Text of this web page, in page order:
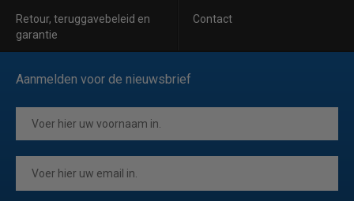
Retour, teruggavebeleid en
garantie
Contact
Aanmelden voor de nieuwsbrief